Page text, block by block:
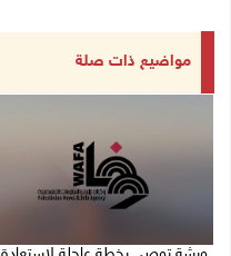
مواضيع ذات صلة